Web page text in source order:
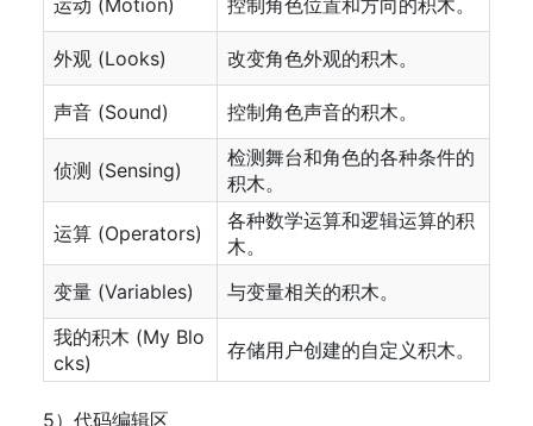
外观 (Looks) 改变角色外观的积木。
声音 (Sound) 控制角色声音的积木。
侦测 (Sensing)
检测舞台和角色的各种条件的
积木。
运算 (Operators)
各种数学运算和逻辑运算的积
木。
变量 (Variables)
与变量相关的积木。
我的积木 (My Blo
cks)
存储用户创建的自定义积木。
5）代码编辑区